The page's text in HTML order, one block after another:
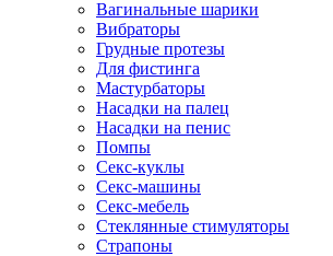
Вагинальные шарики
Вибраторы
Грудные протезы
Для фистинга
Мастурбаторы
Насадки на палец
Насадки на пенис
Помпы
Секс-куклы
Секс-машины
Секс-мебель
Стеклянные стимуляторы
Страпоны